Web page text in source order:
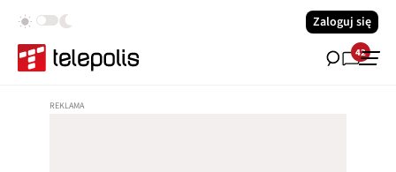
Zaloguj się
42